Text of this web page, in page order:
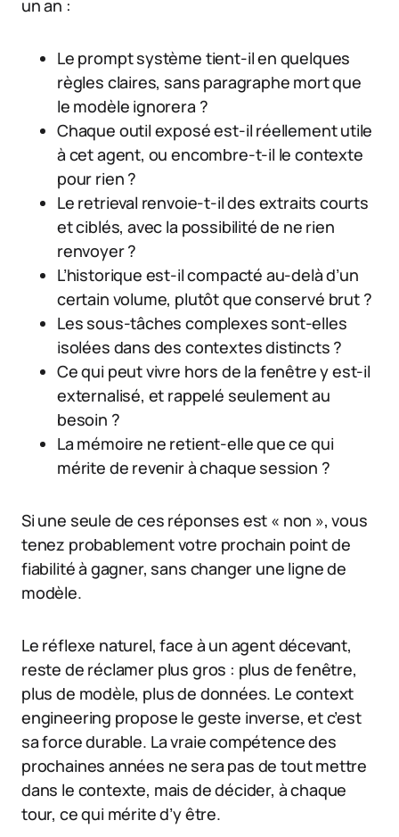
un an :
Le prompt système tient-il en quelques
règles claires, sans paragraphe mort que
le modèle ignorera ?
Chaque outil exposé est-il réellement utile
à cet agent, ou encombre-t-il le contexte
pour rien ?
Le retrieval renvoie-t-il des extraits courts
et ciblés, avec la possibilité de ne rien
renvoyer ?
L’historique est-il compacté au-delà d’un
certain volume, plutôt que conservé brut ?
Les sous-tâches complexes sont-elles
isolées dans des contextes distincts ?
Ce qui peut vivre hors de la fenêtre y est-il
externalisé, et rappelé seulement au
besoin ?
La mémoire ne retient-elle que ce qui
mérite de revenir à chaque session ?
Si une seule de ces réponses est « non », vous
tenez probablement votre prochain point de
fiabilité à gagner, sans changer une ligne de
modèle.
Le réflexe naturel, face à un agent décevant,
reste de réclamer plus gros : plus de fenêtre,
plus de modèle, plus de données. Le context
engineering propose le geste inverse, et c’est
sa force durable. La vraie compétence des
prochaines années ne sera pas de tout mettre
dans le contexte, mais de décider, à chaque
tour, ce qui mérite d’y être.